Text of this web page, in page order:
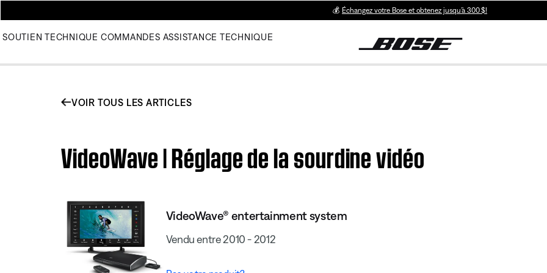
💰 Échangez votre Bose et obtenez jusqu’à 300 $!
SOUTIEN TECHNIQUE COMMANDES ASSISTANCE TECHNIQUE
VOIR TOUS LES ARTICLES
VideoWave | Réglage de la sourdine vidéo
VideoWave® entertainment system
Vendu entre 2010 - 2012